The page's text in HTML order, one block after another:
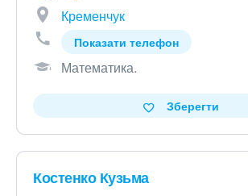
Кременчук
Показати телефон
Математика.
Зберегти
Костенко Кузьма